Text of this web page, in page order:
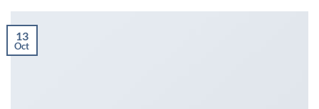
13
Oct